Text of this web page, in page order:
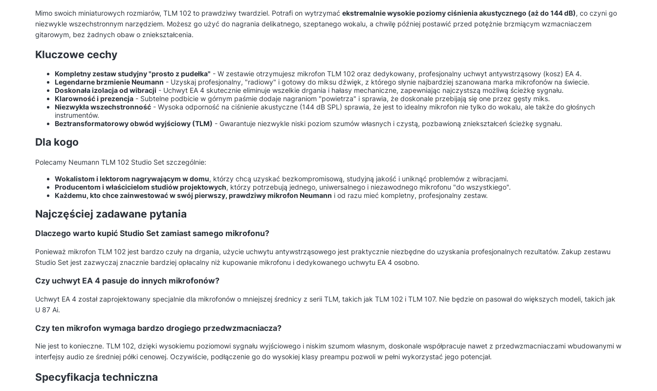
Mimo swoich miniaturowych rozmiarów, TLM 102 to prawdziwy twardziel. Potrafi on wytrzymać ekstremalnie wysokie poziomy ciśnienia akustycznego (aż do 144 dB), co czyni go
niezwykle wszechstronnym narzędziem. Możesz go użyć do nagrania delikatnego, szeptanego wokalu, a chwilę później postawić przed potężnie brzmiącym wzmacniaczem
gitarowym, bez żadnych obaw o zniekształcenia.
Kluczowe cechy
Kompletny zestaw studyjny "prosto z pudełka" - W zestawie otrzymujesz mikrofon TLM 102 oraz dedykowany, profesjonalny uchwyt antywstrząsowy (kosz) EA 4.
Legendarne brzmienie Neumann - Uzyskaj profesjonalny, "radiowy" i gotowy do miksu dźwięk, z którego słynie najbardziej szanowana marka mikrofonów na świecie.
Doskonała izolacja od wibracji - Uchwyt EA 4 skutecznie eliminuje wszelkie drgania i hałasy mechaniczne, zapewniając najczystszą możliwą ścieżkę sygnału.
Klarowność i prezencja - Subtelne podbicie w górnym paśmie dodaje nagraniom "powietrza" i sprawia, że doskonale przebijają się one przez gęsty miks.
Niezwykła wszechstronność - Wysoka odporność na ciśnienie akustyczne (144 dB SPL) sprawia, że jest to idealny mikrofon nie tylko do wokalu, ale także do głośnych
instrumentów.
Beztransformatorowy obwód wyjściowy (TLM) - Gwarantuje niezwykle niski poziom szumów własnych i czystą, pozbawioną zniekształceń ścieżkę sygnału.
Dla kogo
Polecamy Neumann TLM 102 Studio Set szczególnie:
Wokalistom i lektorom nagrywającym w domu, którzy chcą uzyskać bezkompromisową, studyjną jakość i uniknąć problemów z wibracjami.
Producentom i właścicielom studiów projektowych, którzy potrzebują jednego, uniwersalnego i niezawodnego mikrofonu "do wszystkiego".
Każdemu, kto chce zainwestować w swój pierwszy, prawdziwy mikrofon Neumann i od razu mieć kompletny, profesjonalny zestaw.
Najczęściej zadawane pytania
Dlaczego warto kupić Studio Set zamiast samego mikrofonu?
Ponieważ mikrofon TLM 102 jest bardzo czuły na drgania, użycie uchwytu antywstrząsowego jest praktycznie niezbędne do uzyskania profesjonalnych rezultatów. Zakup zestawu
Studio Set jest zazwyczaj znacznie bardziej opłacalny niż kupowanie mikrofonu i dedykowanego uchwytu EA 4 osobno.
Czy uchwyt EA 4 pasuje do innych mikrofonów?
Uchwyt EA 4 został zaprojektowany specjalnie dla mikrofonów o mniejszej średnicy z serii TLM, takich jak TLM 102 i TLM 107. Nie będzie on pasował do większych modeli, takich jak
U 87 Ai.
Czy ten mikrofon wymaga bardzo drogiego przedwzmacniacza?
Nie jest to konieczne. TLM 102, dzięki wysokiemu poziomowi sygnału wyjściowego i niskim szumom własnym, doskonale współpracuje nawet z przedwzmacniaczami wbudowanymi w
interfejsy audio ze średniej półki cenowej. Oczywiście, podłączenie go do wysokiej klasy preampu pozwoli w pełni wykorzystać jego potencjał.
Specyfikacja techniczna